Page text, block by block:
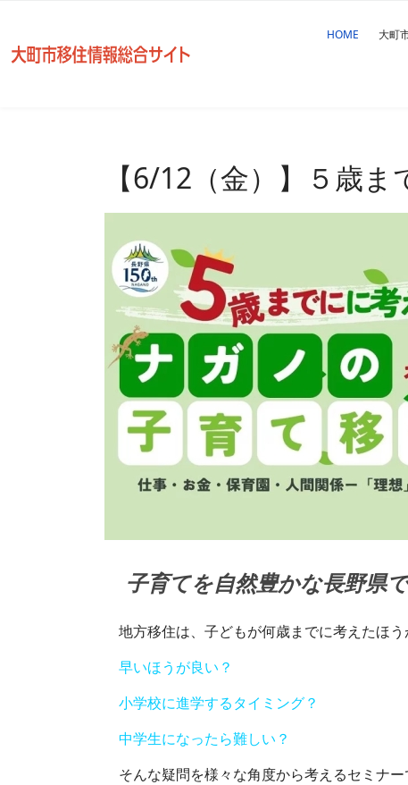
HOME 大町
【6/12（金）】５歳
子育てを自然豊かな長野県
地方移住は、子どもが何歳までに考えたほう
早いほうが良い？
小学校に進学するタイミング？
中学生になったら難しい？
そんな疑問を様々な角度から考えるセミナー